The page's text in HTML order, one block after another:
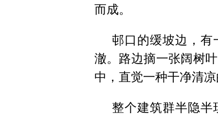
而成。
邨口的缓坡边，有
澈。路边摘一张阔树
中，直觉一种干净清
整个建筑群半隐